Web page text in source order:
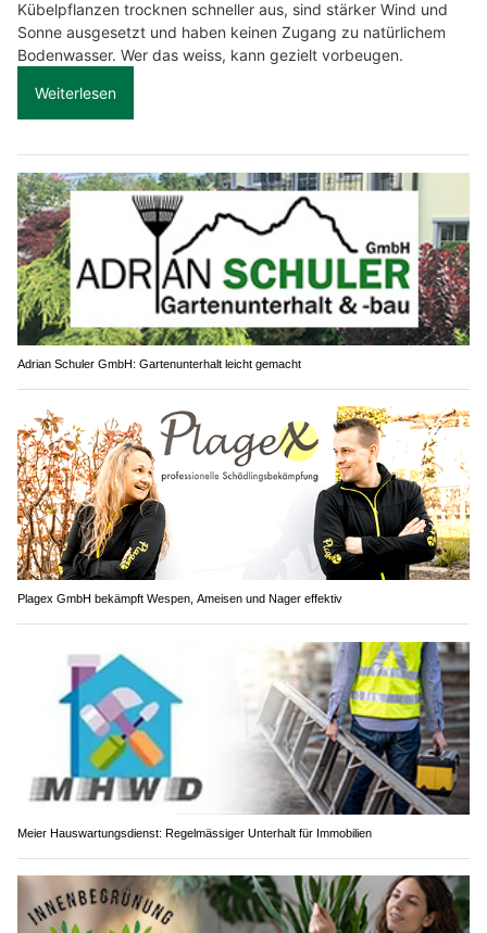
Kübelpflanzen trocknen schneller aus, sind stärker Wind und
Sonne ausgesetzt und haben keinen Zugang zu natürlichem
Bodenwasser. Wer das weiss, kann gezielt vorbeugen.
Weiterlesen
Adrian Schuler GmbH: Gartenunterhalt leicht gemacht
Plagex GmbH bekämpft Wespen, Ameisen und Nager effektiv
Meier Hauswartungsdienst: Regelmässiger Unterhalt für Immobilien